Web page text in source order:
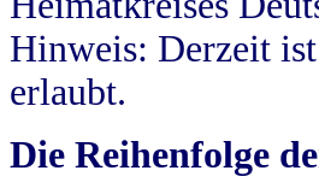
Hinweis: Derzeit
erlaubt.
Die Reihenfolge